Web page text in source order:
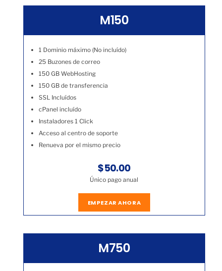
M150
1 Dominio máximo (No incluído)
25 Buzones de correo
150 GB WebHosting
150 GB de transferencia
SSL Incluídos
cPanel incluído
Instaladores 1 Click
Acceso al centro de soporte
Renueva por el mismo precio
$50.00
Único pago anual
EMPEZAR AHORA
M750